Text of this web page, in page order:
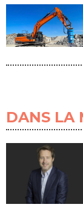
DANS LA